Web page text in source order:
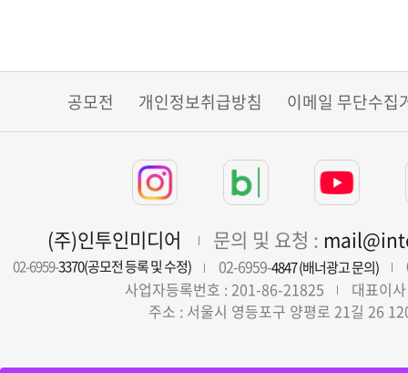
공모전 개인정보취급방침 이메일 무단수집
(주)인투인미디어 문의 및 요청 :
02-6959-3370(공모전 등록 및 수정) 02-6959-4847 (배너광고 문의)
사업자등록번호 : 201-86-21825
대표이
주소 : 서울시 영등포구 양평로 21길 26